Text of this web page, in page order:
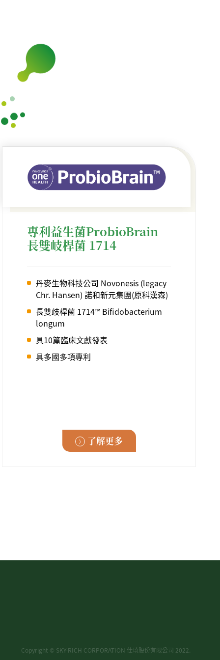
專利益生菌ProbioBrain
長雙岐桿菌 1714
丹麥生物科技公司 Novonesis (legacy
Chr. Hansen) 諾和新元集團(原科漢森)
長雙歧桿菌 1714™ Bifidobacterium
longum
具10篇臨床文獻發表
具多國多項專利
了解更多
Copyright © SKY-RICH CORPORATION 仕琦股份有限公司 2022.